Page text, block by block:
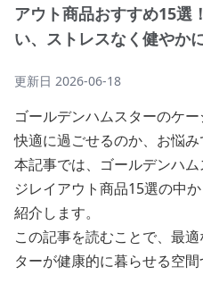
アウト商品おすすめ15選
い、ストレスなく健やか
更新日 2026-06-18
ゴールデンハムスターのケ
快適に過ごせるのか、お悩み
本記事では、ゴールデンハ
ジレイアウト商品15選の中
紹介します。
この記事を読むことで、最
ターが健康的に暮らせる空間